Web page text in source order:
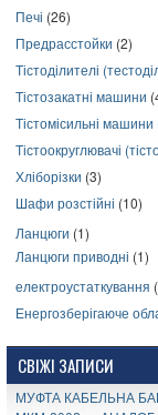
Печі (26)
Предрасстойки (2)
Тістоділителі
Тістозакатні машини
Тістомісильні машини
Тістоокруглювачі
Хліборізки (3)
Шафи розстійні (10)
Ланцюги (1)
Ланцюги приводні (1)
електроустаткування
Енергозберігаюче
СВІЖІ ЗАПИСИ
МУФТА КАБЕЛЬНА